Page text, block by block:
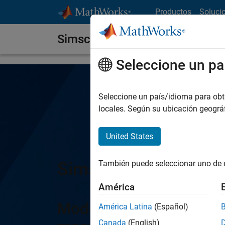
Productos
Simscape Electrical
Simscape Electrical
Modele y simule
Seleccione un
Seleccione un país/idioma para
locales. Según su ubicación
United States
También puede seleccionar uno
América
América Latina (Español)
Canada (English)